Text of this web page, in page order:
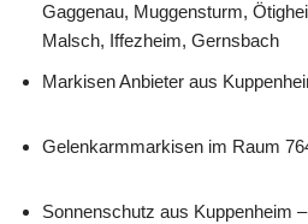
Gaggenau, Muggensturm,
Malsch, Iffezheim, Gernsbach
Markisen Anbieter aus
Gelenkarmmarkisen im Raum
Sonnenschutz aus Kuppenheim